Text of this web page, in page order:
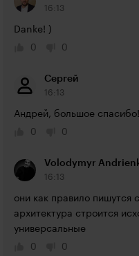
16:13
Danke! )
0
0
Сергей
16:13
Андрей, большое
0
0
Volodymyr
16:13
они как правило пишутся
архитектура строится
универсальные
0
0